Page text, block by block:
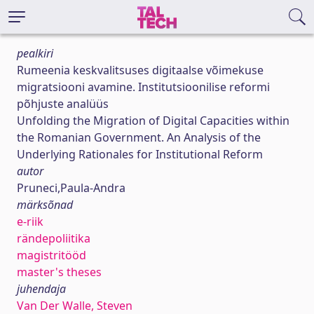
pealkiri
Rumeenia keskvalitsuses digitaalse võimekuse
migratsiooni avamine. Institutsioonilise reformi
põhjuste analüüs
Unfolding the Migration of Digital Capacities within
the Romanian Government. An Analysis of the
Underlying Rationales for Institutional Reform
autor
Pruneci,Paula-Andra
märksõnad
e-riik
rändepoliitika
magistritööd
master's theses
juhendaja
Van Der Walle, Steven